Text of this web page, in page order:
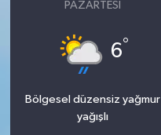
PAZARTESI
6°
Bölgesel düzensiz yağmur
yağışlı